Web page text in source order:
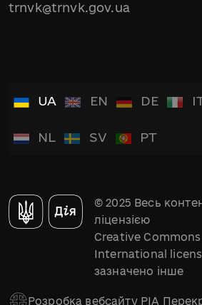
trnvk@trnvk.gov.ua
UA EN DE
NL SV PT
© 2025 Весь
ліцензією
Creative
International
зазначено інше
Розробка вебсайту РІА